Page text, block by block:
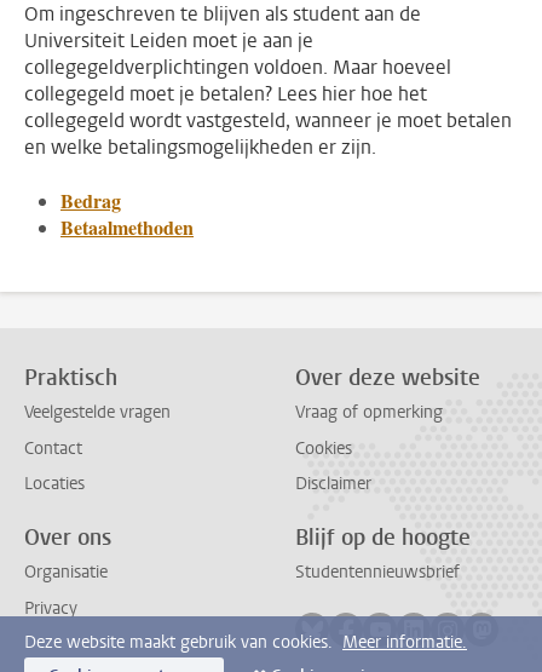
Om ingeschreven te blijven als student aan de
Universiteit Leiden moet je aan je
collegegeldverplichtingen voldoen. Maar hoeveel
collegegeld moet je betalen? Lees hier hoe het
collegegeld wordt vastgesteld, wanneer je moet betalen
en welke betalingsmogelijkheden er zijn.
Bedrag
Betaalmethoden
Praktisch
Veelgestelde vragen
Contact
Locaties
Over deze website
Vraag of opmerking
Cookies
Disclaimer
Over ons
Organisatie
Privacy
Blijf op de hoogte
Studentennieuwsbrief
Deze website maakt gebruik van cookies. Meer informatie.